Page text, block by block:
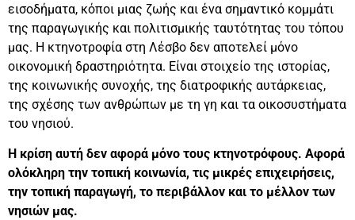
εισοδήματα, κόποι μιας ζωής και ένα σημαντικό κομμάτι
της παραγωγικής και πολιτισμικής ταυτότητας του τόπου
μας. Η κτηνοτροφία στη Λέσβο δεν αποτελεί μόνο
οικονομική δραστηριότητα. Είναι στοιχείο της ιστορίας,
της κοινωνικής συνοχής, της διατροφικής αυτάρκειας,
της σχέσης των ανθρώπων με τη γη και τα οικοσυστήματα
του νησιού.
Η κρίση αυτή δεν αφορά μόνο τους κτηνοτρόφους. Αφορά
ολόκληρη την τοπική κοινωνία, τις μικρές επιχειρήσεις,
την τοπική παραγωγή, το περιβάλλον και το μέλλον των
νησιών μας.